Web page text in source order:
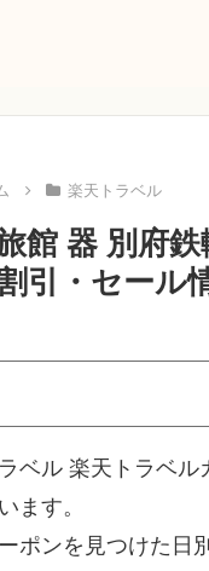
楽天トラベル
館 器 別府
引・セール
ベル 楽天トラベル
ます。
ポンを見つけた日